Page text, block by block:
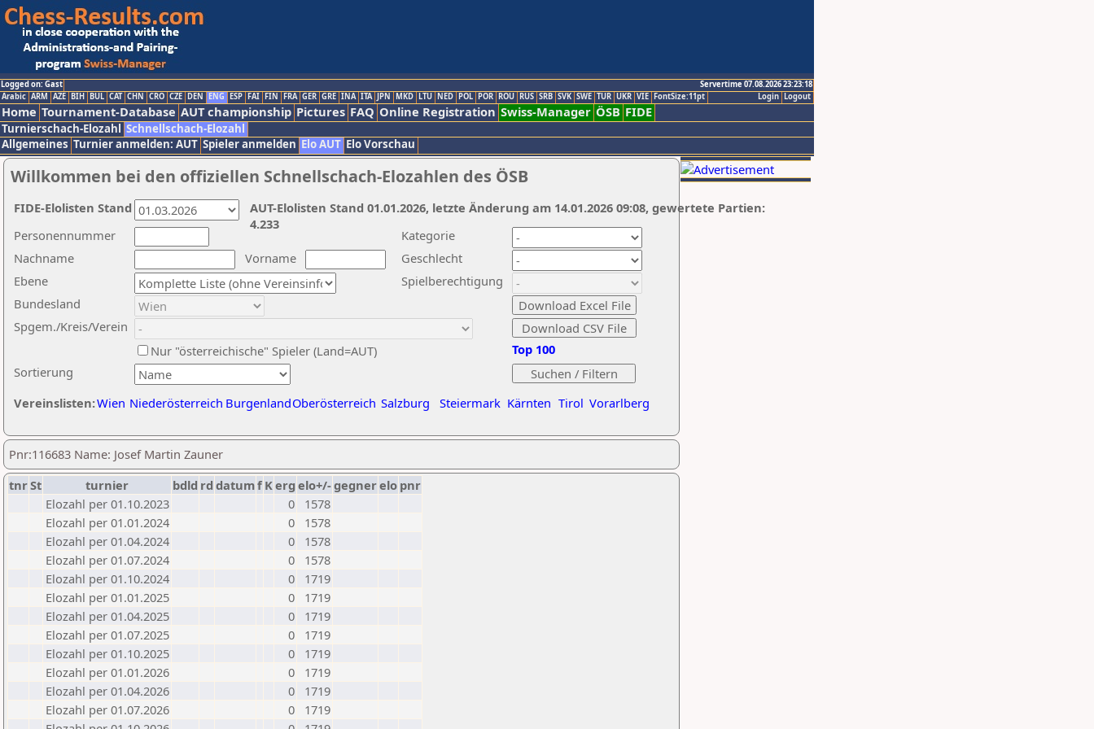
Logged on: Gast
Servertime 07.08.2026 23:23:18
Logout
Login
Arabic ARM AZE BIH BUL CAT CHN CRO CZE DEN ENG ESP FAI FIN FRA GER GRE INA ITA JPN MKD LTU NED POL POR ROU RUS SRB SVK SWE TUR UKR VIE FontSize:11pt
Home Tournament-Database AUT championship Pictures FAQ Online Registration Swiss-Manager ÖSB FIDE
Turnierschach-Elozahl Schnellschach-Elozahl
Allgemeines Turnier anmelden: AUT Spieler anmelden Elo AUT Elo Vorschau
Willkommen bei den offiziellen Schnellschach-Elozahlen des ÖSB
Nachname
Vorname
Ebene
Kategorie
Sortierung
Personennummer
Bundesland
Spgem./Kreis/Verein
Geschlecht
Nur "österreichische" Spieler (Land=AUT)
Spielberechtigung
Vereinslisten:Wien Niederösterreich BurgenlandOberösterreich Salzburg Steiermark Kärnten Tirol Vorarlberg
Top 100
AUT-Elolisten Stand 01.01.2026, letzte Änderung am 14.01.2026 09:08, gewertete Partien:
4.233
FIDE-Elolisten Stand
Pnr:116683 Name: Josef Martin Zauner
tnrSt turnier bdld rd datumf Kerg elo+/-gegnerelo pnr
Elozahl per 01.10.2023
0
1578
Elozahl per 01.01.2024
0
1578
Elozahl per 01.04.2024
0
1578
Elozahl per 01.07.2024
0
1578
Elozahl per 01.10.2024
0
1719
Elozahl per 01.01.2025
0
1719
Elozahl per 01.04.2025
0
1719
Elozahl per 01.07.2025
0
1719
Elozahl per 01.10.2025
0
1719
Elozahl per 01.01.2026
0
1719
Elozahl per 01.04.2026
0
1719
Elozahl per 01.07.2026
0
1719